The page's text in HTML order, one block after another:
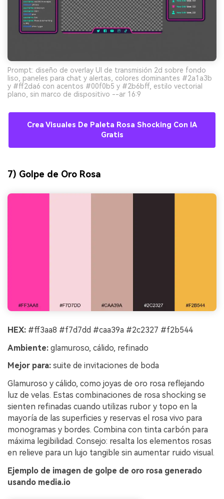
Prompt: diseño de overlay UI de transmisión 2d sobre fondo
liso, paneles para chat y alertas, colores dominantes #2a1a3b
y #ff2da6 con acentos #00f0b5 y #2b6bff, estilo vectorial
plano, sin marco de dispositivo --ar 16:9
Crea Visuales De Paleta Rosa Shocking Con IA
Gratis
7) Golpe de Oro Rosa
HEX: #ff3aa8 #f7d7dd #caa39a #2c2327 #f2b544
Ambiente: glamuroso, cálido, refinado
Mejor para: suite de invitaciones de boda
Glamuroso y cálido, como joyas de oro rosa reflejando
luz de velas. Estas combinaciones de rosa shocking se
sienten refinadas cuando utilizas rubor y topo en la
mayoría de las superficies y reservas el rosa vivo para
monogramas y bordes. Combina con tinta carbón para
máxima legibilidad. Consejo: resalta los elementos rosas
en relieve para un lujo tangible sin aumentar ruido visual.
Ejemplo de imagen de golpe de oro rosa generado
usando media.io